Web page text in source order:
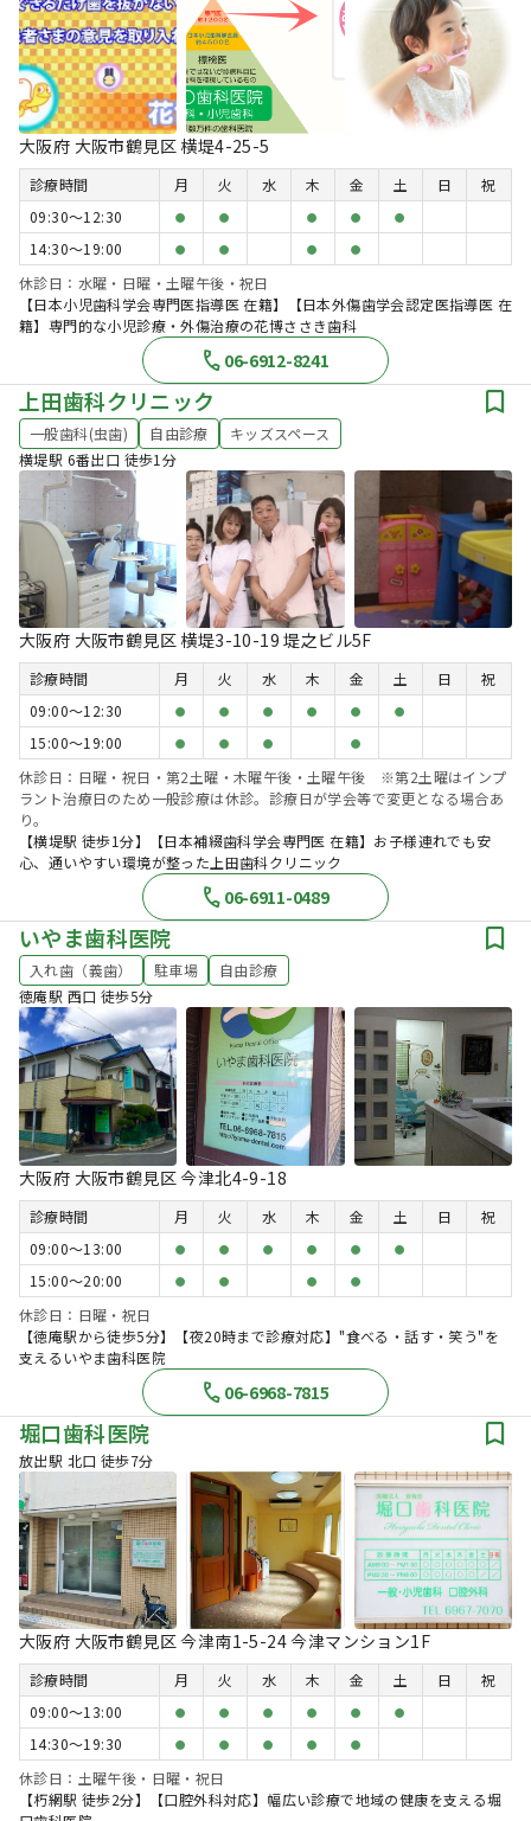
大阪府 大阪市鶴見区 横堤4-25-5
診療時間 月 火 水 木 金 土 日
祝
09:30〜12:30
● ● ● ● ●
14:30〜19:00 ● ● ● ●
休診日：水曜・日曜・土曜午後・祝日
【日本小児歯科学会専門医指導医 在籍】【日本外傷歯学会認定医指導医 在
籍】専門的な小児診療・外傷治療の花博ささき歯科
06-6912-8241
上田歯科クリニック
一般歯科(虫歯) 自由診療
キッズスペース
横堤駅 6番出口 徒歩1分
大阪府 大阪市鶴見区 横堤3-10-19 堤之ビル5F
診療時間 月 火 水 木 金 土 日
祝
09:00〜12:30
● ● ● ● ● ●
15:00〜19:00 ● ● ● ●
休診日：日曜・祝日・第2土曜・木曜午後・土曜午後 ※第2土曜はインプ
ラント治療日のため一般診療は休診。診療日が学会等で変更となる場合あ
り。
【横堤駅 徒歩1分】【日本補綴歯科学会専門医 在籍】お子様連れでも安
心、通いやすい環境が整った上田歯科クリニック
06-6911-0489
いやま歯科医院
入れ歯（義歯） 駐車場
自由診療
徳庵駅 西口 徒歩5分
大阪府 大阪市鶴見区 今津北4-9-18
診療時間 月 火 水 木 金 土 日
祝
09:00〜13:00
● ● ● ● ● ●
15:00〜20:00 ● ● ● ●
休診日：日曜・祝日
【徳庵駅から徒歩5分】【夜20時まで診療対応】"食べる・話す・笑う"を
支えるいやま歯科医院
06-6968-7815
堀口歯科医院
放出駅 北口 徒歩7分
大阪府 大阪市鶴見区 今津南1-5-24 今津マンション1F
診療時間 月 火 水 木 金 土 日
祝
09:00〜13:00
● ● ● ● ● ●
14:30〜19:30 ● ● ● ● ●
休診日：土曜午後・日曜・祝日
【朽網駅 徒歩2分】【口腔外科対応】幅広い診療で地域の健康を支える堀